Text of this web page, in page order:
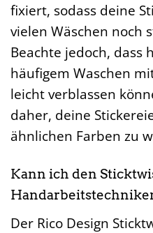
fixiert, sodass deine
vielen Wäschen noch
Beachte jedoch, dass
häufigem Waschen
leicht verblassen
daher, deine
ähnlichen Farben zu
Kann ich den
Der Rico Design